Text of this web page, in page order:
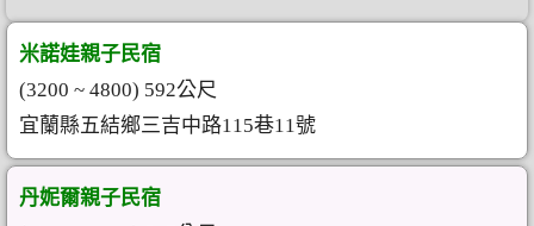
米諾娃親子民宿
(3200 ~ 4800) 592公尺
宜蘭縣五結鄉三吉中路115巷11號
丹妮爾親子民宿